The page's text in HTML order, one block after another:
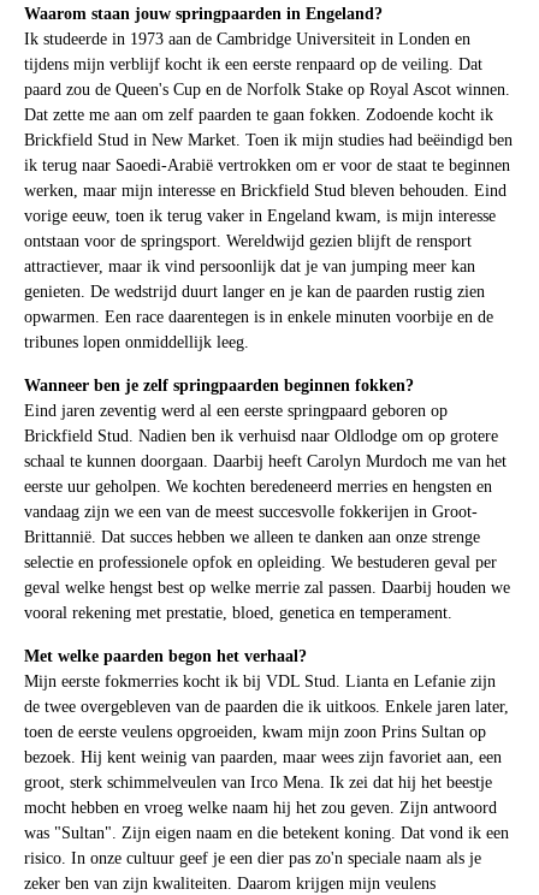
Waarom staan jouw springpaarden in Engeland?
Ik studeerde in 1973 aan de Cambridge Universiteit in Londen en
tijdens mijn verblijf kocht ik een eerste renpaard op de veiling. Dat
paard zou de Queen's Cup en de Norfolk Stake op Royal Ascot winnen.
Dat zette me aan om zelf paarden te gaan fokken. Zodoende kocht ik
Brickfield Stud in New Market. Toen ik mijn studies had beëindigd ben
ik terug naar Saoedi-Arabië vertrokken om er voor de staat te beginnen
werken, maar mijn interesse en Brickfield Stud bleven behouden. Eind
vorige eeuw, toen ik terug vaker in Engeland kwam, is mijn interesse
ontstaan voor de springsport. Wereldwijd gezien blijft de rensport
attractiever, maar ik vind persoonlijk dat je van jumping meer kan
genieten. De wedstrijd duurt langer en je kan de paarden rustig zien
opwarmen. Een race daarentegen is in enkele minuten voorbije en de
tribunes lopen onmiddellijk leeg.
Wanneer ben je zelf springpaarden beginnen fokken?
Eind jaren zeventig werd al een eerste springpaard geboren op
Brickfield Stud. Nadien ben ik verhuisd naar Oldlodge om op grotere
schaal te kunnen doorgaan. Daarbij heeft Carolyn Murdoch me van het
eerste uur geholpen. We kochten beredeneerd merries en hengsten en
vandaag zijn we een van de meest succesvolle fokkerijen in Groot-
Brittannië. Dat succes hebben we alleen te danken aan onze strenge
selectie en professionele opfok en opleiding. We bestuderen geval per
geval welke hengst best op welke merrie zal passen. Daarbij houden we
vooral rekening met prestatie, bloed, genetica en temperament.
Met welke paarden begon het verhaal?
Mijn eerste fokmerries kocht ik bij VDL Stud. Lianta en Lefanie zijn
de twee overgebleven van de paarden die ik uitkoos. Enkele jaren later,
toen de eerste veulens opgroeiden, kwam mijn zoon Prins Sultan op
bezoek. Hij kent weinig van paarden, maar wees zijn favoriet aan, een
groot, sterk schimmelveulen van Irco Mena. Ik zei dat hij het beestje
mocht hebben en vroeg welke naam hij het zou geven. Zijn antwoord
was "Sultan". Zijn eigen naam en die betekent koning. Dat vond ik een
risico. In onze cultuur geef je een dier pas zo'n speciale naam als je
zeker ben van zijn kwaliteiten. Daarom krijgen mijn veulens